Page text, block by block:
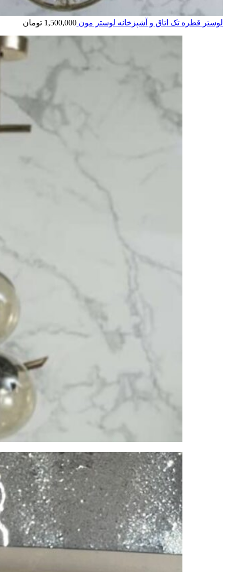
لوستر قطره تک اتاق و آشپزخانه لوستر مون 1,500,000 تومان